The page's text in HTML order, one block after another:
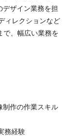
ザイン業務を担
ィレクションなど
で、幅広い業務を
制作の作業スキル
務経験